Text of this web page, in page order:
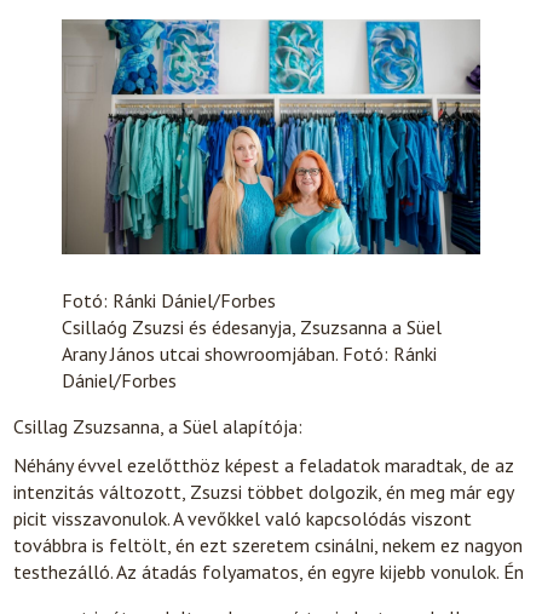
Fotó: Ránki Dániel/Forbes
Csillaóg Zsuzsi és édesanyja, Zsuzsanna a Süel
Arany János utcai showroomjában. Fotó: Ránki
Dániel/Forbes
Csillag Zsuzsanna, a Süel alapítója:
Néhány évvel ezelőtthöz képest a feladatok maradtak, de az
intenzitás változott, Zsuzsi többet dolgozik, én meg már egy
picit visszavonulok. A vevőkkel való kapcsolódás viszont
továbbra is feltölt, én ezt szeretem csinálni, nekem ez nagyon
testhezálló. Az átadás folyamatos, én egyre kijebb vonulok. Én